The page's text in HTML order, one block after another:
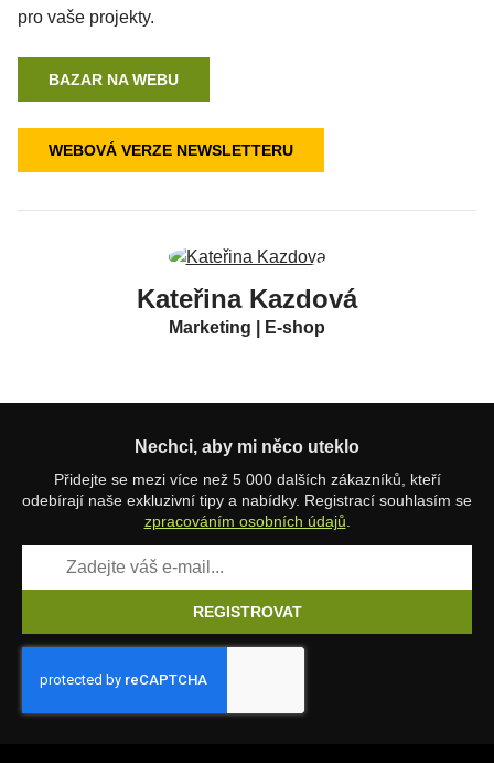
pro vaše projekty.
BAZAR NA WEBU
WEBOVÁ VERZE NEWSLETTERU
Kateřina Kazdová
Marketing | E-shop
Nechci, aby mi něco uteklo
Přidejte se mezi více než 5 000 dalších zákazníků, kteří
odebírají naše exkluzivní tipy a nabídky. Registrací souhlasím se
zpracováním osobních údajů
REGISTROVAT